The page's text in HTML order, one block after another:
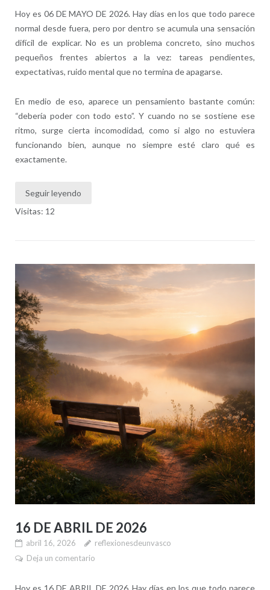
Hoy es 06 DE MAYO DE 2026. Hay días en los que todo parece
normal desde fuera, pero por dentro se acumula una sensación
difícil de explicar. No es un problema concreto, sino muchos
pequeños frentes abiertos a la vez: tareas pendientes,
expectativas, ruido mental que no termina de apagarse.
En medio de eso, aparece un pensamiento bastante común:
“debería poder con todo esto”. Y cuando no se sostiene ese
ritmo, surge cierta incomodidad, como si algo no estuviera
funcionando bien, aunque no siempre esté claro qué es
exactamente.
Seguir leyendo
Visitas: 12
16 DE ABRIL DE 2026
abril 16, 2026
reflexionesdeunvasco
Deja un comentario
Hoy es 16 DE ABRIL DE 2026. Hay días en los que todo parece